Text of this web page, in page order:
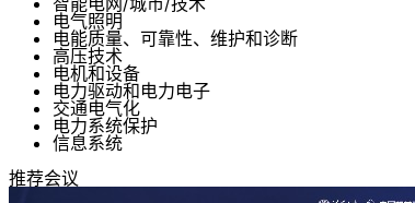
电气照明
电能质量、可靠性、维护和诊断
高压技术
电机和设备
电力驱动和电力电子
交通电气化
电力系统保护
信息系统
推荐会议